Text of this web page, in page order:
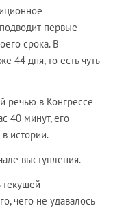
первые
срока. В
44 дня, то есть чуть
речью в Конгрессе
40 минут, его
истории.
выступления.
текущей
чего не удавалось